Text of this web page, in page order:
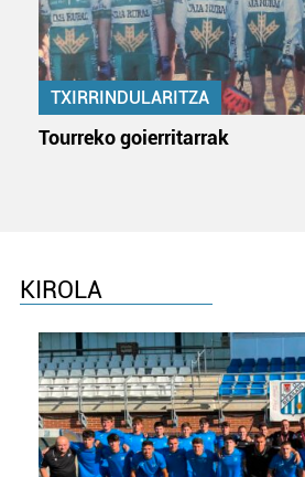
neurtzeko, jendeari buruzko
produktuak garatzeko. Zure datuak
erabiltzen dituen hauta dezakezu.
interes komertzial legitimoetan
Lortu zure datu pertsonalak
buruzko informazio gehiago eta
datuen atalean. Edozein unetan
zure baimena Cookieen
Webgune honek cookie propioak
fitxategiak erabiltzen ditu. Zure
zerbitzuak hobetzeko asmoz,
TXIRRINDULARITZA
Tourreko goierritarrak
KIROLA